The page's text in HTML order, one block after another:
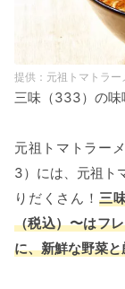
元祖トマトラー
三味（333）の味
元祖トマトラー
3）には、元祖ト
りだくさん！ 三
（税込）〜はフ
に、新鮮な野菜